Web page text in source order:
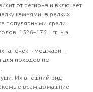
от региона и включает
камнями, в редких
популярными среди
1526–1761 гг. н.э.
тапочек – моджари –
для походов по
Их внешний вид
всем домашние